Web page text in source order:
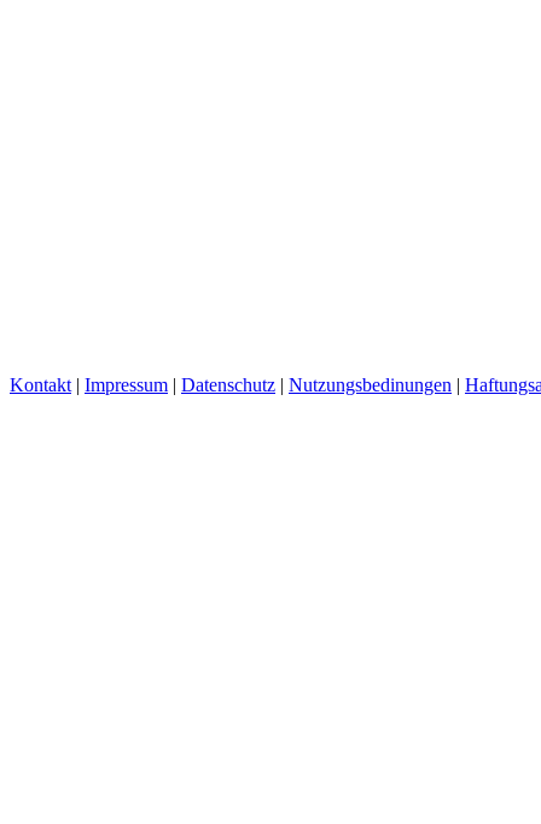
Kontakt | Impressum | Datenschutz | Nutzungsbedinungen |